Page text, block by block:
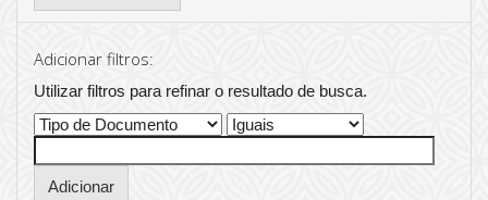
Adicionar filtros:
Utilizar filtros para refinar o resultado de busca.